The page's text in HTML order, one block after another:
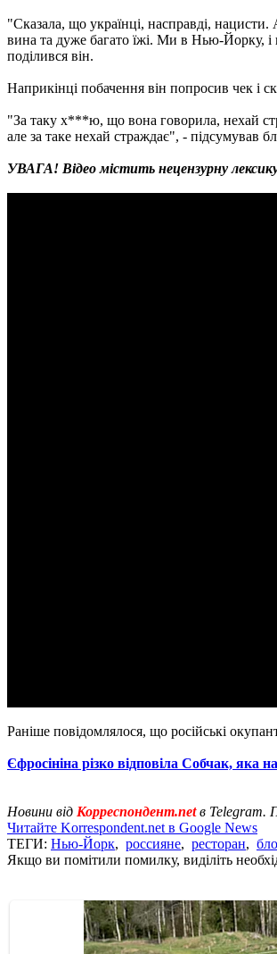
"Сказала, що українці, насправді,
вина та дуже багато їжі. Ми в Нью-Йорку,
поділився він.
Наприкінці побачення він попросив чек і
"За таку х***ю, що вона говорила, нехай
але за таке нехай страждає", - підсумував
УВАГА! Відео містить нецензурну
Раніше повідомлялося, що російські
Єфросініна різко відповіла Собчак, яка
Новини від Корреспондент.netв Telegram.
Читайте Korrespondent.net в Google News
ТЕГИ: Нью-Йорк, россияне, ресторан,
Якщо ви помітили помилку, виділіть